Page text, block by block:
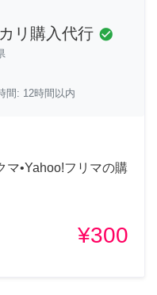
リ購入代行 check_circle
間: 12時間以内
マ•Yahoo!フリマの購
¥300